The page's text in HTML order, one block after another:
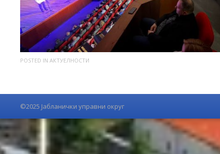
POSTED INАКТУЕЛНОСТИ
©2025 Јабланички управни округ